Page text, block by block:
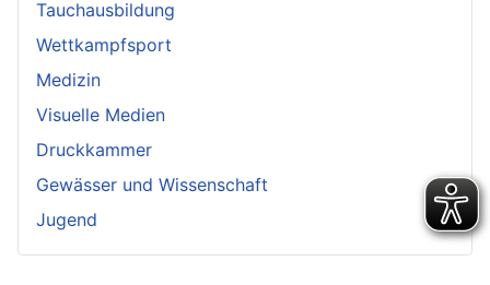
Tauchausbildung
Wettkampfsport
Medizin
Visuelle Medien
Druckkammer
Gewässer und Wissenschaft
Jugend